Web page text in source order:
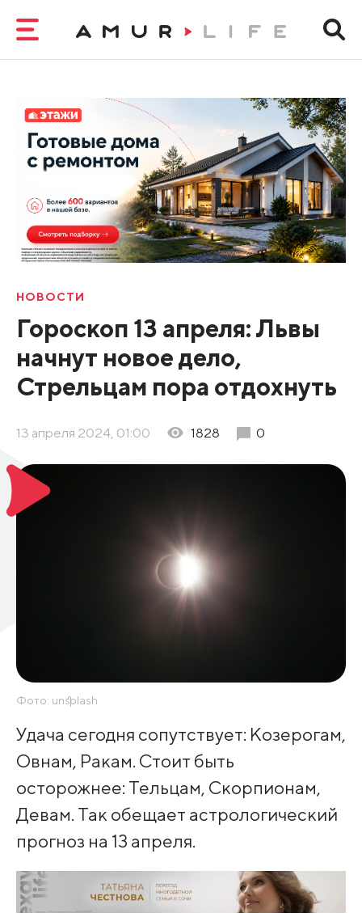
НОВОСТИ
Гороскоп 13 апреля: Львы
начнут новое дело,
Стрельцам пора отдохнуть
13 апреля 2024, 01:00 1828 0
Фото: unsplash
Удача сегодня сопутствует: Козерогам,
Овнам, Ракам. Стоит быть
осторожнее: Тельцам, Скорпионам,
Девам. Так обещает астрологический
прогноз на 13 апреля.